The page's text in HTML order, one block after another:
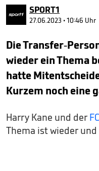
SPORT1
27.06.2023 • 10:46 Uhr
Die Transfer-
wieder ein Thema
hatte
Kurzem noch eine
Harry Kane und der
Thema ist wieder